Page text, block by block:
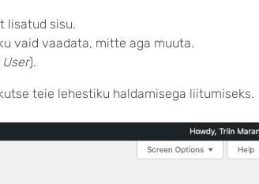
lisatud sisu.
vaid vaadata, mitte aga muuta.
).
teie lehestiku haldamisega liitumiseks.